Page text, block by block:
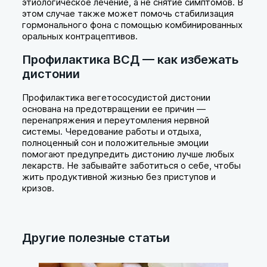
этом случае также может помочь стабилизация
гормонального фона с помощью комбинированных
оральных контрацептивов.
Профилактика ВСД — как избежать
дистонии
Профилактика вегетососудистой дистонии
основана на предотвращении ее причин —
перенапряжения и переутомления нервной
системы. Чередование работы и отдыха,
полноценный сон и положительные эмоции
помогают предупредить дистонию лучше любых
лекарств. Не забывайте заботиться о себе, чтобы
жить продуктивной жизнью без приступов и
кризов.
Другие полезные статьи